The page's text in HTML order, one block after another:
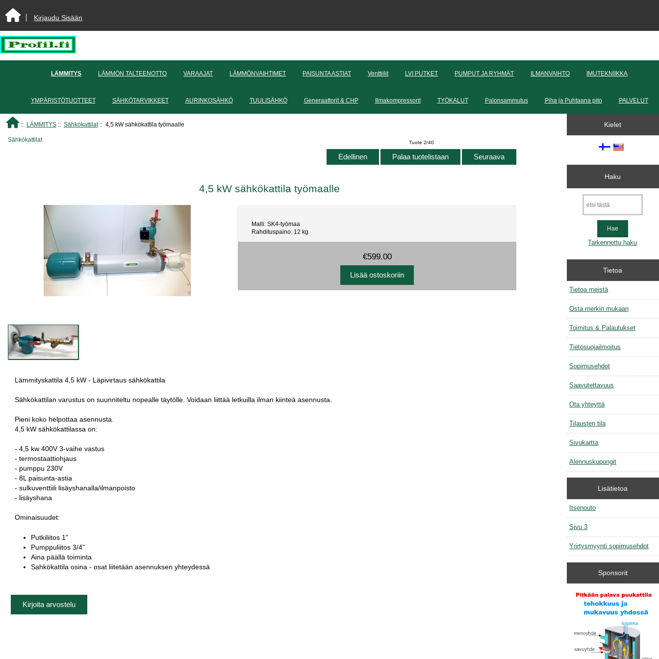
Kirjaudu Sisään
LÄMMITYS LÄMMÖN TALTEENOTTO VARAAJAT LÄMMÖNVAIHTIMET PAISUNTA ASTIAT Venttiilit LVI PUTKET PUMPUT JA RYHMÄT ILMANVAIHTO IMUTEKNIIKKA
YMPÄRISTÖTUOTTEET SÄHKÖTARVIKKEET AURINKOSÄHKÖ TUULISÄHKÖ Generaattorit & CHP Ilmakompressorit TYÖKALUT Palonsammutus Piha ja Puhtaana pito PALVELUT
:: LÄMMITYS:: Sähkökattilat:: 4,5 kW sähkökattila työmaalle
Sähkökattilat Tuote 2/40
Edellinen Palaa tuotelistaan Seuraava
4,5 kW sähkökattila työmaalle
Malli: SK4-työmaa
Rahdituspaino: 12 kg
€599.00
Lämmityskattila 4,5 kW - Läpivirtaus sähkökattila
Sähkökattilan varustus on suunniteltu nopealle täytölle. Voidaan liittää letkuilla ilman kiinteä asennusta.
Pieni koko helpottaa asennusta.
4,5 kW sähkökattilassa on:
- 4,5 kw 400V 3-vaihe vastus
- termostaattiohjaus
- pumppu 230V
- 8L paisunta-astia
- sulkuventtiili lisäyshanalla/ilmanpoisto
- lisäyshana
Ominaisuudet:
Putkiliitos 1"
Pumppuliitos 3/4"
Aina päällä toiminta
Sahkökattila osina - osat liitetään asennuksen yhteydessä
Kirjoita arvostelu
Kielet
Haku
Tarkennettu haku
Tietoa
Tietoa meistä
Osta merkin mukaan
Toimitus & Palautukset
Tietosuojailmoitus
Sopimusehdot
Saavutettavuus
Ota yhteyttä
Tilausten tila
Sivukartta
Alennuskupongit
Lisätietoa
Itsenouto
Sivu 3
Yrirtysmyynti sopimusehdot
Sponsorit